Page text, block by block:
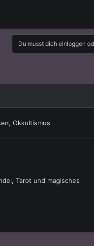
Du musst dich einloggen
Okkultismus
Tarot und magisches